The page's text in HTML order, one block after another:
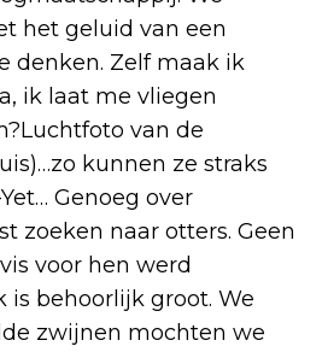
het geluid van een
denken. Zelf maak ik
ik laat me vliegen
van de
kunnen ze straks
Genoeg over
zoeken naar otters. Geen
voor hen werd
is behoorlijk groot. We
zwijnen mochten we